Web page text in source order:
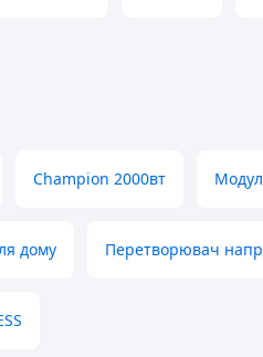
Champion 2000вт
дому Перетворювач